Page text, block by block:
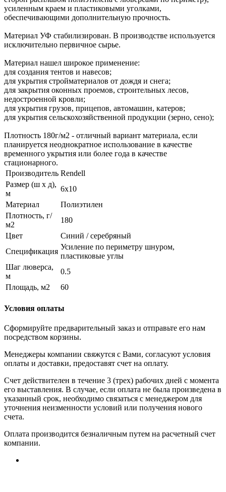
усиленным краем и пластиковыми уголками,
обеспечивающими дополнительную прочность.
Материал УФ стабилизирован. В производстве используется
исключительно первичное сырье.
Материал нашел широкое применение:
для создания тентов и навесов;
для укрытия стройматериалов от дождя и снега;
для закрытия оконных проемов, строительных лесов,
недостроенной кровли;
для укрытия грузов, прицепов, автомашин, катеров;
для укрытия сельскохозяйственной продукции (зерно, сено);
Плотность 180г/м2 - отличный вариант материала, если
планируется неоднократное использование в качестве
временного укрытия или более года в качестве
стационарного.
Производитель Rendell
Размер (ш х д),
м
6х10
Материал
Полиэтилен
Плотность, г/
м2
180
Цвет
Синий / серебряный
Спецификация
Усиление по периметру шнуром,
пластиковые углы
Шаг люверса,
м
0.5
Площадь, м2
60
Условия оплаты
Сформируйте предварительный заказ и отправьте его нам
посредством корзины.
Менеджеры компании свяжутся с Вами, согласуют условия
оплаты и доставки, предоставят счет на оплату.
Счет действителен в течение 3 (трех) рабочих дней с момента
его выставления. В случае, если оплата не была произведена в
указанный срок, необходимо связаться с менеджером для
уточнения неизменности условий или получения нового
счета.
Оплата производится безналичным путем на расчетный счет
компании.